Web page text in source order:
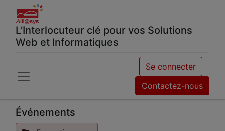
L’Interlocuteur clé pour vos Solutions
Web et Informatiques
Se connecter
Contactez-nous
Événements